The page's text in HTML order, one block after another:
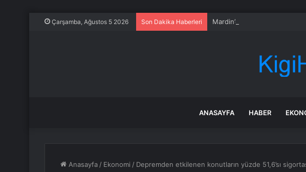
Çarşamba, Ağustos 5 2026 Son Dakika Haberleri Mardin’de İnşaatın İkinci
ANASAYFA HABER
Anasayfa / Ekonomi / Depremden etkilenen konutların yüzde 51,6’sı